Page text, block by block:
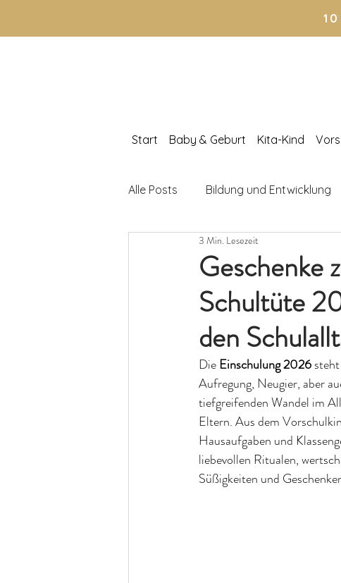
Start Baby & Geburt Kita-Kind
Alle Posts Bildung und Entwicklung
Lernspiele & Aktivitäten
Kinderbücher Elternratgeber
Geschenke
Schultüte
den
3 Min. Lesezeit
Die Einschulung 2026
Aufregung, Neugier, aber
tiefgreifenden Wandel im
Eltern. Aus dem
Hausaufgaben und
liebevollen Ritualen,
Süßigkeiten und